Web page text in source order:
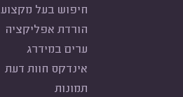
חיפוש בעל מקצוע
הורדת אפליקציה
ערים במידרג
אינדקס חוות דעת
תמונות